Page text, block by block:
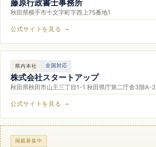
藤原行政書士事務所
秋田県横手市十文字町字西上75番地1
公式サイトを見る →
県内本社 全国対応
株式会社スタートアップ
秋田県秋田市山王三丁目1-1 秋田県庁第二庁舎3階A-2
公式サイトを見る →
掲載募集中